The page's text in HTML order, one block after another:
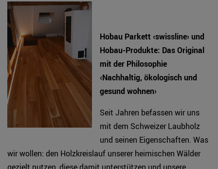
Hobau Parkett ‹swissline› und
Hobau-Produkte: Das Original
mit der Philosophie
‹Nachhaltig, ökologisch und
gesund wohnen›
Seit Jahren befassen wir uns
mit dem Schweizer Laubholz
und seinen Eigenschaften. Was
wir wollen: den Holzkreislauf unserer heimischen Wälder